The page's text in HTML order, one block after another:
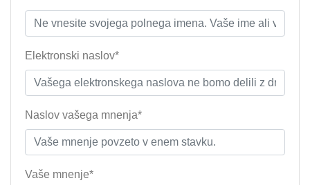
Elektronski naslov*
Naslov vašega mnenja*
Vaše mnenje*